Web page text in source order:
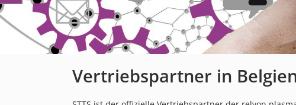
Vertriebspartner in